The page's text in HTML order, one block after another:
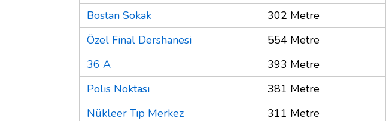
Bostan Sokak
302 Metre
Özel Final Dershanesi
554 Metre
36 A
393 Metre
Polis Noktası
381 Metre
Nükleer Tıp Merkez
311 Metre